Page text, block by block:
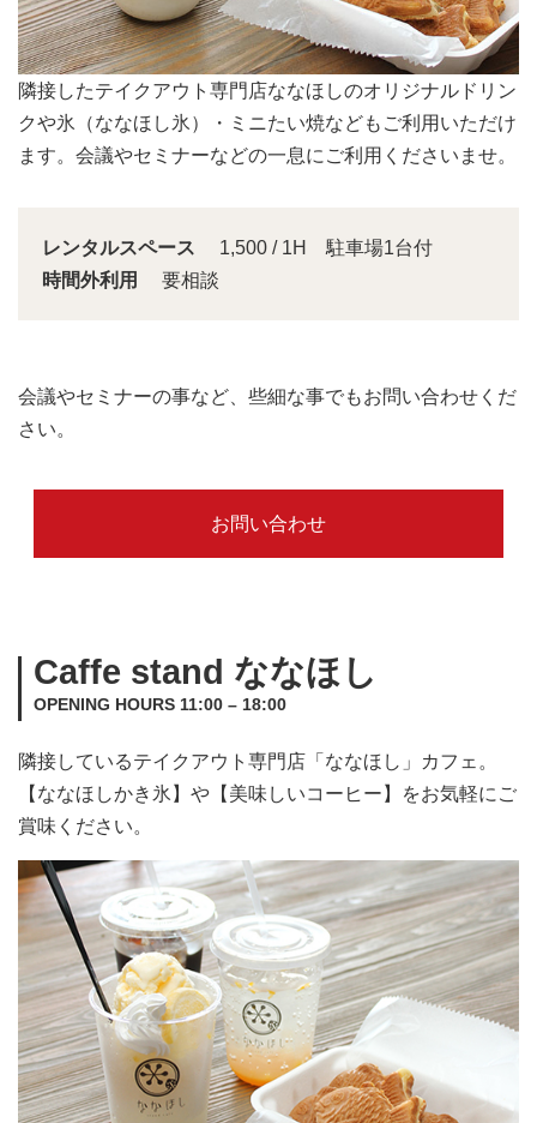
会議スペースは大きな窓から明るい日差しが入り込みま
す。
レンタルスペース
1,500 / 1H 駐車場1台付
時間外利用
要相談
会議やセミナーの事など、些細な事でもお問い合わせくだ
さい。
お問い合わせ
Caffe stand ななほし
OPENING HOURS 11:00 – 18:00
隣接しているテイクアウト専門店「ななほし」カフェ。
【ななほしかき氷】や【美味しいコーヒー】をお気軽にご
賞味ください。